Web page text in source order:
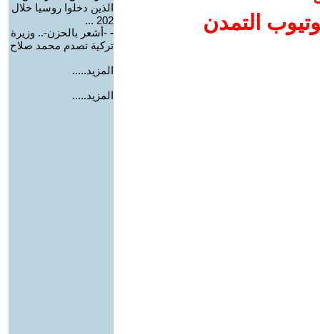
التمدن
الذين دخلوا روسيا خلال
202 ...
- -أشعر بالحزن-.. وزيرة
تركية تصدم محمد صلاح
المزيد.....
المزيد.....